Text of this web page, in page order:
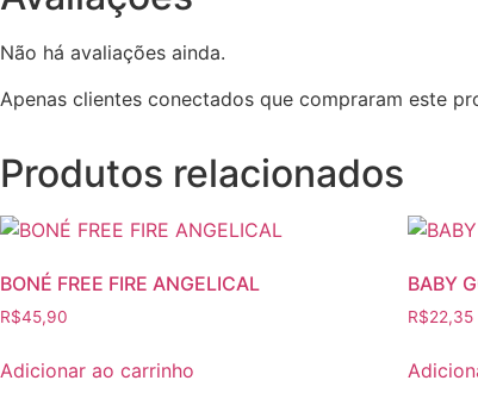
Não há avaliações ainda.
Apenas clientes conectados que compraram este
Produtos relacionados
BONÉ FREE FIRE ANGELICAL
R$45,90
Adicionar ao carrinho
BABY
R$22,35